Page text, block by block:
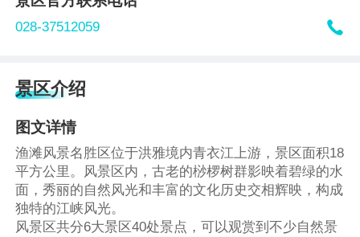
028-37512059 
景区介绍
图文详情
渔滩风景名胜区位于洪雅境内青衣江上游，景区面积18
平方公里。风景区内，古老的桫椤树群影映着碧绿的水
面，秀丽的自然风光和丰富的文化历史交相辉映，构成
独特的江峡风光。
风景区共分6大景区40处景点，可以观赏到不少自然景